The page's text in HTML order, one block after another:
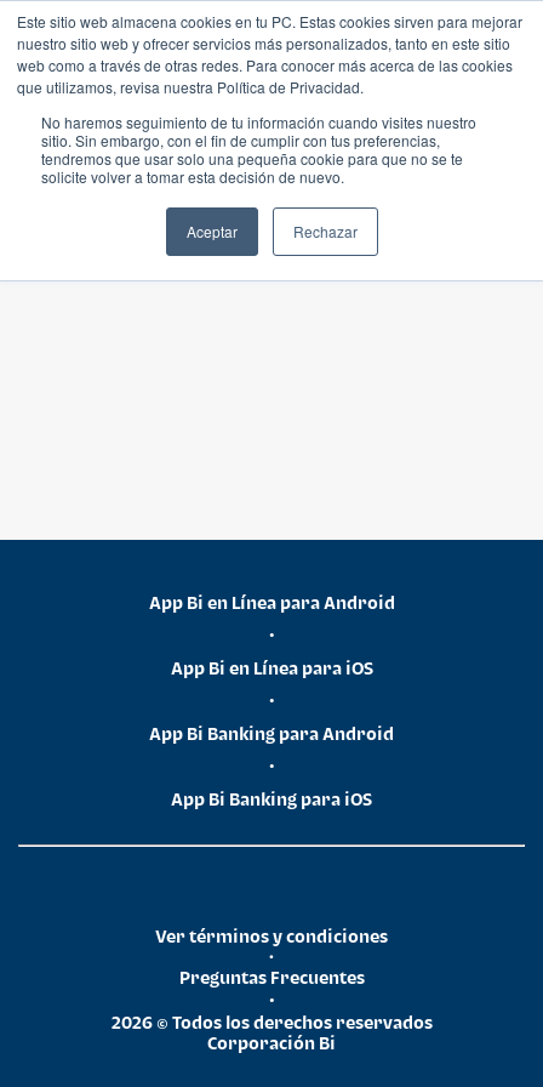
Este sitio web almacena cookies en tu PC. Estas cookies sirven para mejorar
nuestro sitio web y ofrecer servicios más personalizados, tanto en este sitio
web como a través de otras redes. Para conocer más acerca de las cookies
que utilizamos, revisa nuestra Política de Privacidad.
No haremos seguimiento de tu información cuando visites nuestro
sitio. Sin embargo, con el fin de cumplir con tus preferencias,
tendremos que usar solo una pequeña cookie para que no se te
solicite volver a tomar esta decisión de nuevo.
Aceptar Rechazar
App Bi en Línea para Android
•
App Bi en Línea para iOS
•
App Bi Banking para Android
•
App Bi Banking para iOS
2026 © Todos los derechos reservados
Corporación Bi
•
Preguntas Frecuentes
•
Ver términos y condiciones